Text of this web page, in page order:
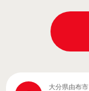
大分県由布市